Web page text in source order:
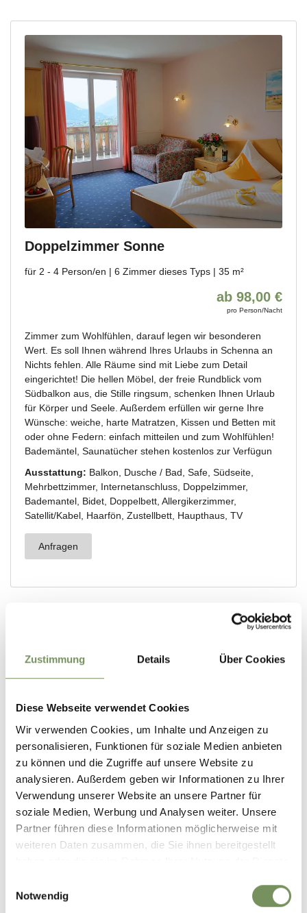
Zustimmung Details Über Cookies
Diese Webseite verwendet Cookies
Wir verwenden Cookies, um Inhalte und Anzeigen zu
personalisieren, Funktionen für soziale Medien anbieten
zu können und die Zugriffe auf unsere Website zu
analysieren. Außerdem geben wir Informationen zu Ihrer
Verwendung unserer Website an unsere Partner für
soziale Medien, Werbung und Analysen weiter. Unsere
Partner führen diese Informationen möglicherweise mit
weiteren Daten zusammen, die Sie ihnen bereitgestellt
Notwendig